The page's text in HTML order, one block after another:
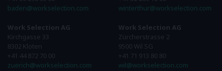
baden@workselection.com
Work Selection AG
Kirchgasse 33
8302 Kloten
+41 44 872 70 00
zuerich@workselection.com
winterthur@workselection.com
Work Selection AG
Zürcherstrasse 2
9500 Wil SG
+41 71 913 80 80
wil@workselection.com